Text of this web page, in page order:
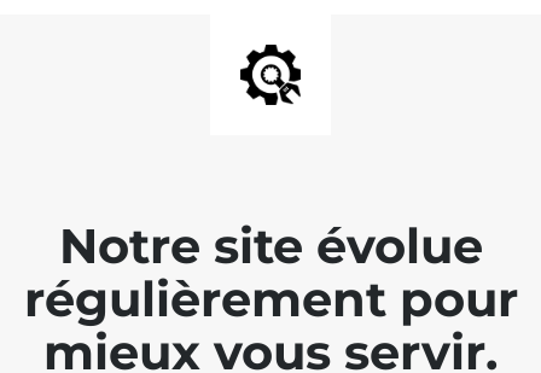
Notre site évolue
régulièrement pour
mieux vous servir.